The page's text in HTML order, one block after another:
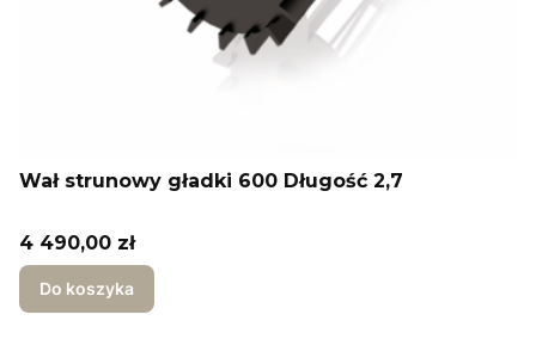
Wał strunowy gładki 600 Długość 2,7
Cena
4 490,00 zł
Do koszyka